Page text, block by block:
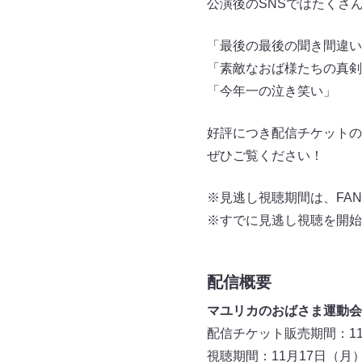
公演後のSNSではたくさ
「最後の最後の聞き間違
「素敵なおば様たちの真
「今年一の泣き笑い」
好評につき配信チケット
ぜひご覧ください！
※見逃し視聴期間は、
※すでに見逃し視聴を開
配信概要
マユリカのおばさま運動会
配信チケット販売期間：
視聴期間：11月17日（月